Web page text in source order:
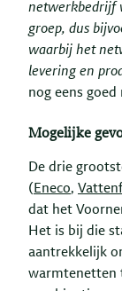
netwerkbedrijf
groep, dus
waarbij het
levering en
nog eens
Mogelijke
De drie
(Eneco,
dat het
Het is bij die
aantrekkelijk
warmtenetten